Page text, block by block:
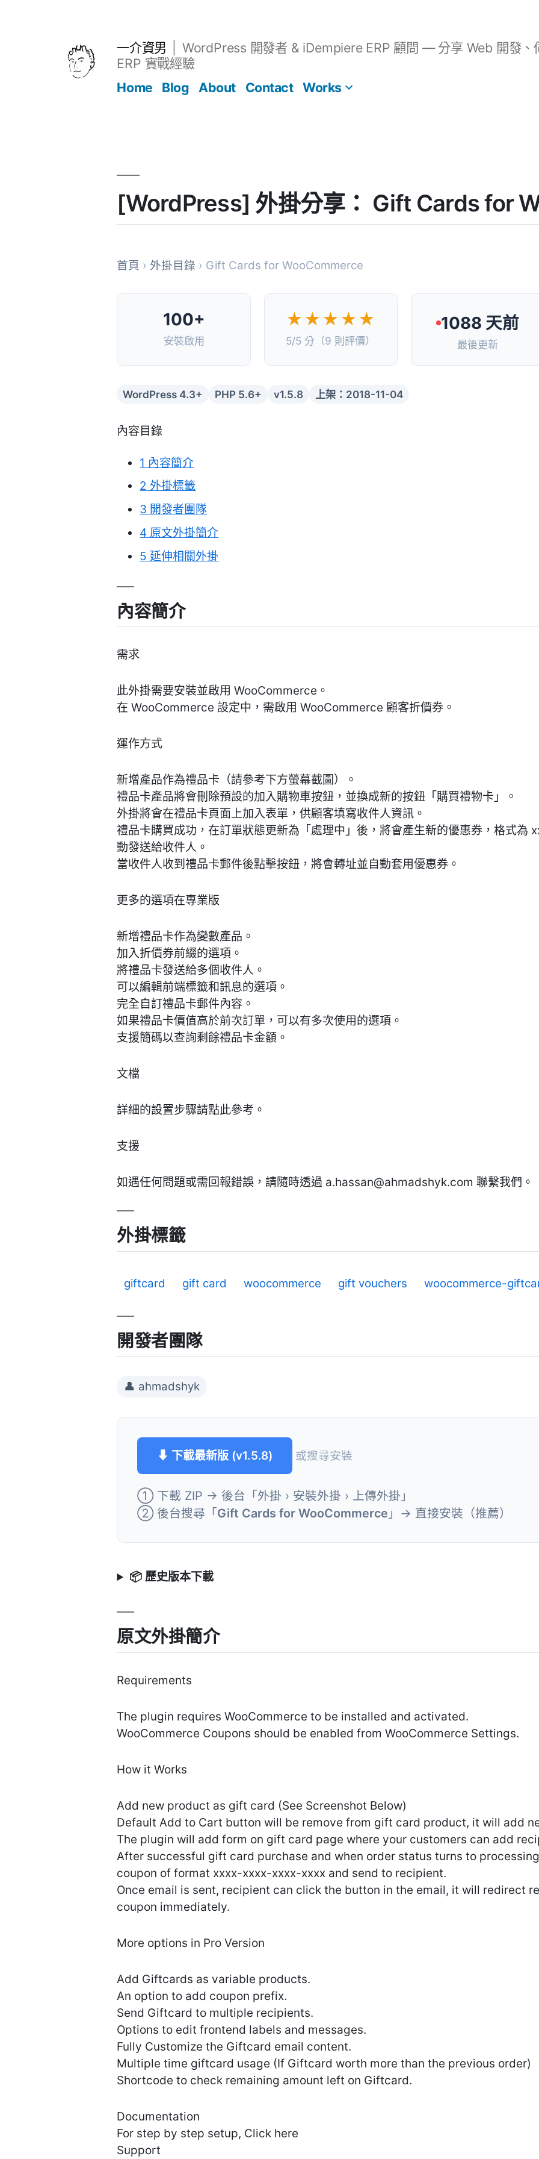
一介資男
WordPress 開發者 & iDempiere ERP 顧問 — 分享 Web 開發、
ERP 實戰經驗
Home
Blog About Contact Works
[WordPress] 外掛分享： Gift Cards for
首頁 › 外掛目錄 › Gift Cards for WooCommerce
100+
安裝啟用
★★★★★
5/5 分（9 則評價）
1088 天前
最後更新
WordPress 4.3+ PHP 5.6+ v1.5.8 上架：2018-11-04
內容目錄
1 內容簡介
2 外掛標籤
3 開發者團隊
4 原文外掛簡介
5 延伸相關外掛
內容簡介
需求
此外掛需要安裝並啟用 WooCommerce。
在 WooCommerce 設定中，需啟用 WooCommerce 顧客折價券。
運作方式
新增產品作為禮品卡（請參考下方螢幕截圖）。
禮品卡產品將會刪除預設的加入購物車按鈕，並換成新的按鈕「購買禮物卡」。
外掛將會在禮品卡頁面上加入表單，供顧客填寫收件人資訊。
禮品卡購買成功，在訂單狀態更新為「處理中」後，將會產生新的優惠券，格式
動發送給收件人。
當收件人收到禮品卡郵件後點擊按鈕，將會轉址並自動套用優惠券。
更多的選項在專業版
新增禮品卡作為變數產品。
加入折價券前綴的選項。
將禮品卡發送給多個收件人。
可以編輯前端標籤和訊息的選項。
完全自訂禮品卡郵件內容。
如果禮品卡價值高於前次訂單，可以有多次使用的選項。
支援簡碼以查詢剩餘禮品卡金額。
文檔
詳細的設置步驟請點此參考。
支援
如遇任何問題或需回報錯誤，請隨時透過 a.hassan@ahmadshyk.com 聯繫我們。
外掛標籤
giftcard gift card woocommerce gift vouchers woocommerce-
開發者團隊
👤 ahmadshyk
⬇ 下載最新版 (v1.5.8) 或搜尋安裝
① 下載 ZIP → 後台「外掛 › 安裝外掛 › 上傳外掛」
② 後台搜尋「Gift Cards for WooCommerce 」→ 直接安裝（推薦）
📦 歷史版本下載
原文外掛簡介
Requirements
The plugin requires WooCommerce to be installed and activated.
WooCommerce Coupons should be enabled from WooCommerce Settings.
How it Works
Add new product as gift card (See Screenshot Below)
Default Add to Cart button will be remove from gift card product, it will add
The plugin will add form on gift card page where your customers can add
After successful gift card purchase and when order status turns to
coupon of format xxxx-xxxx-xxxx-xxxx and send to recipient.
Once email is sent, recipient can click the button in the email, it will redirect
coupon immediately.
More options in Pro Version
Add Giftcards as variable products.
An option to add coupon prefix.
Send Giftcard to multiple recipients.
Options to edit frontend labels and messages.
Fully Customize the Giftcard email content.
Multiple time giftcard usage (If Giftcard worth more than the previous order)
Shortcode to check remaining amount left on Giftcard.
Documentation
For step by step setup, Click here
Support